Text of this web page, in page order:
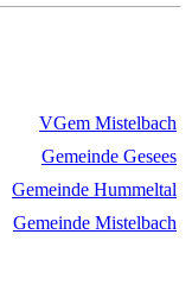
VGem Mistelbach
Gemeinde Gesees
Gemeinde Hummeltal
Gemeinde Mistelbach